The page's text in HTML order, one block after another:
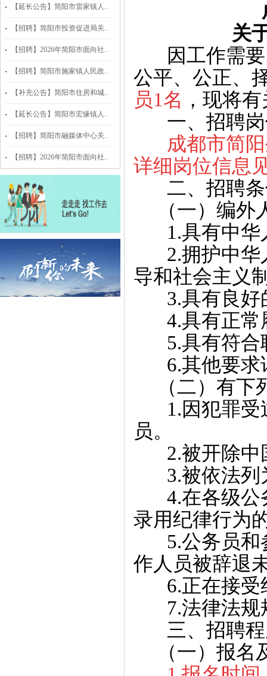
【延长公告】简阳市雷家镇人..
【招聘】简阳市投资促进局关..
【招聘】2026年简阳市面向社..
【招聘】简阳市施家镇人民政..
【补充公告】简阳市住房和城..
【延长公告】简阳市宏缘镇人..
【招聘】简阳市融媒体中心关..
【招聘】2026年简阳市面向社..
关
因工作需要
公平、公正、
员1名 ，现将
一、招聘岗
成都市简
详细岗位信息
二、招聘条
（一）编外
1.具有中华
2.拥护中华
导和社会主义
3.具有良好
4.具有正常
5.具有符合
6.其他要求
（二）有下
1.因犯罪受
员。
2.被开除中
3.被依法列
4.在各级公
录用纪律行为
5.公务员和
作人员被辞退
6.正在接受
7.法律法规
三、招聘程
（一）报名